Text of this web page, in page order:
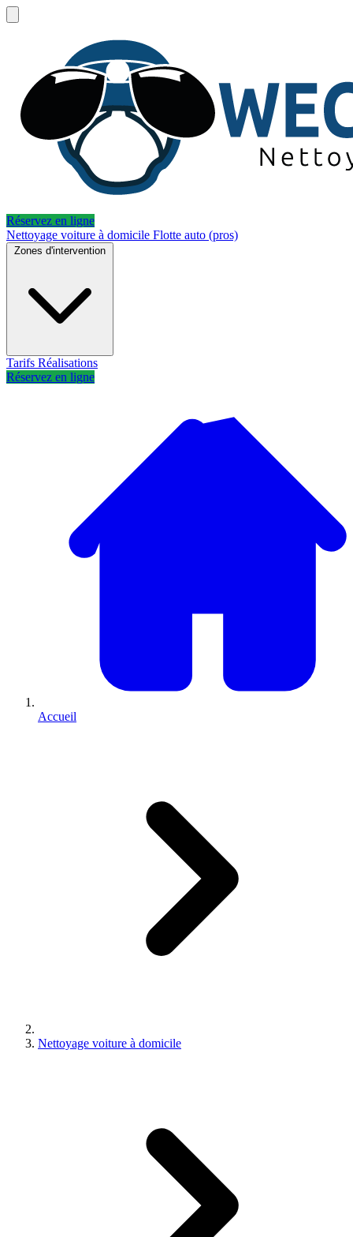
Réservez en ligne
Nettoyage voiture à domicile Flotte auto (pros)
Zones d'intervention
Tarifs Réalisations
Réservez en ligne
Accueil
Nettoyage voiture à domicile